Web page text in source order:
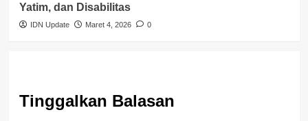
Yatim, dan Disabilitas
IDN Update Maret 4, 2026 0
Tinggalkan Balasan